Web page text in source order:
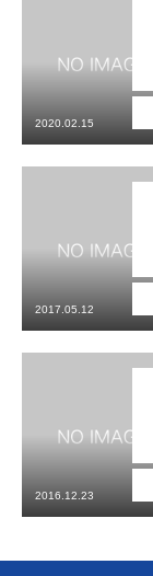
2020.02.15
2017.05.12
2016.12.23